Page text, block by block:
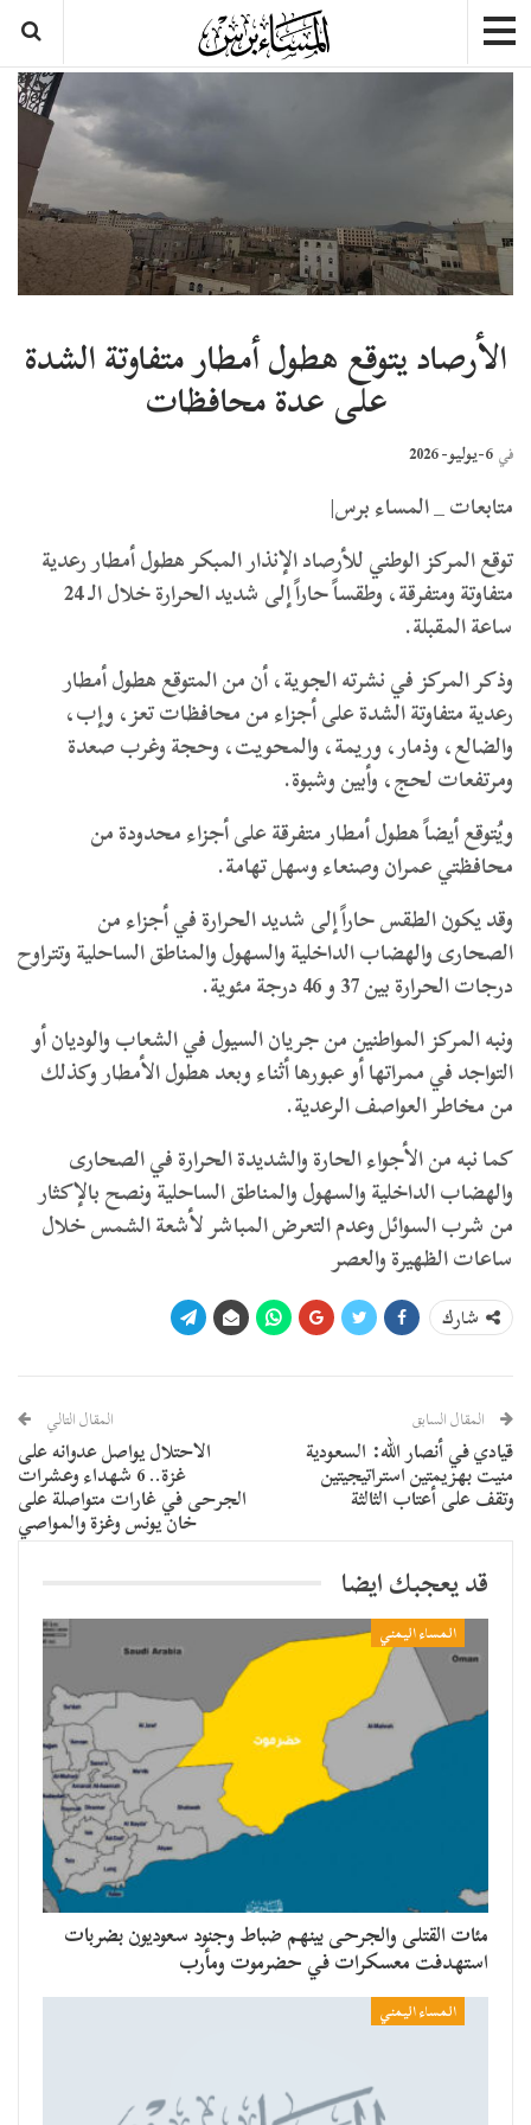
الأرصاد يتوقع هطول أمطار متفاوتة الشدة
على عدة محافظات
في 6-يوليو- 2026
متابعات _ المساء برس|
توقع المركز الوطني للأرصاد الإنذار المبكر هطول أمطار رعدية
متفاوتة ومتفرقة، وطقساً حاراً إلى شديد الحرارة خلال الـ 24
ساعة المقبلة.
وذكر المركز في نشرته الجوية، أن من المتوقع هطول أمطار
رعدية متفاوتة الشدة على أجزاء من محافظات تعز، وإب،
والضالع، وذمار، وريمة، والمحويت، وحجة وغرب صعدة
ومرتفعات لحج، وأبين وشبوة.
ويُتوقع أيضاً هطول أمطار متفرقة على أجزاء محدودة من
محافظتي عمران وصنعاء وسهل تهامة.
وقد يكون الطقس حاراً إلى شديد الحرارة في أجزاء من
الصحارى والهضاب الداخلية والسهول والمناطق الساحلية وتتراوح
درجات الحرارة بين 37 و 46 درجة مئوية.
ونبه المركز المواطنين من جريان السيول في الشعاب والوديان أو
التواجد في ممراتها أو عبورها أثناء وبعد هطول الأمطار وكذلك
من مخاطر العواصف الرعدية.
كما نبه من الأجواء الحارة والشديدة الحرارة في الصحارى
والهضاب الداخلية والسهول والمناطق الساحلية ونصح بالإكثار
من شرب السوائل وعدم التعرض المباشر لأشعة الشمس خلال
ساعات الظهيرة والعصر
شارك
المقال السابق
​قيادي في أنصار الله: السعودية
منيت بهزيمتين استراتيجيتين
وتقف على أعتاب الثالثة
المقال التالي
الاحتلال يواصل عدوانه على
غزة.. 6 شهداء وعشرات
الجرحى في غارات متواصلة على
خان يونس وغزة والمواصي
قد يعجبك ايضا
المساء اليمني
مئات القتلى والجرحى بينهم ضباط وجنود سعوديون بضربات
استهدفت معسكرات في حضرموت ومأرب
المساء اليمني